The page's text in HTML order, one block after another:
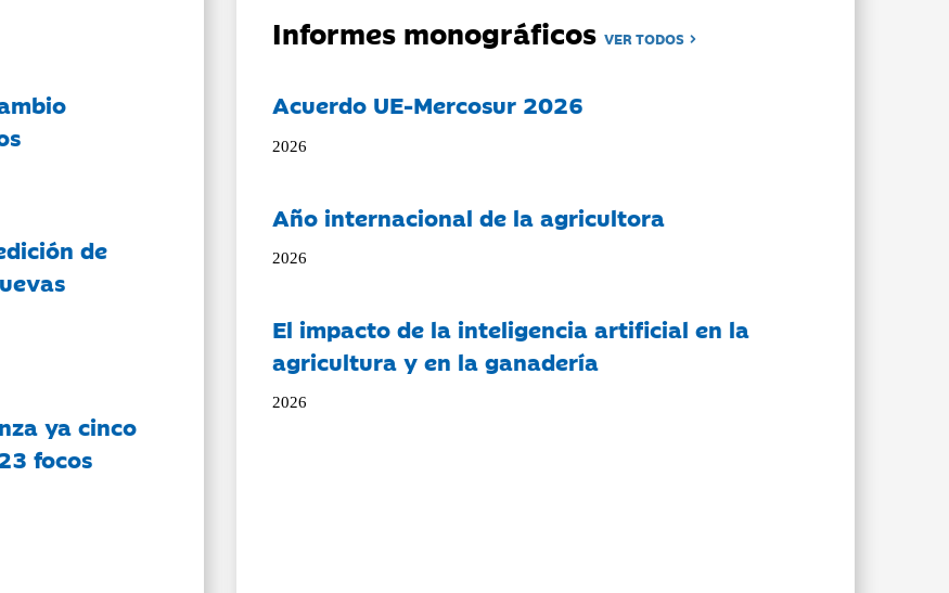
de
ya cinco
focos
Informes monográficosVER TODOS
Acuerdo UE-Mercosur 2026
2026
Año internacional de la agricultora
2026
El impacto de la inteligencia artificial en la
agricultura y en la ganadería
2026